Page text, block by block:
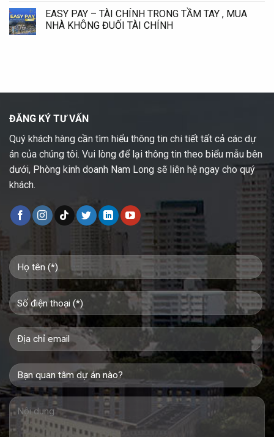
EASY PAY – TÀI CHÍNH TRONG TẦM TAY , MUA
NHÀ KHÔNG ĐUỐI TÀI CHÍNH
ĐĂNG KÝ TƯ VẤN
Quý khách hàng cần tìm hiểu thông tin chi tiết tất cả các dự
án của chúng tôi. Vui lòng để lại thông tin theo biểu mẫu bên
dưới, Phòng kinh doanh Nam Long sẽ liên hệ ngay cho quý
khách.